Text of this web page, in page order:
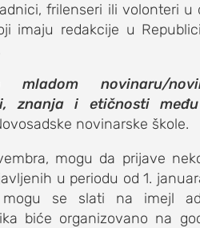
život
frilenseri ili volonteri
imaju redakcije u
mladom novinaru/
znanja i etičnosti
novinarske škole.
mogu da prijave
u periodu od 1.
mogu se slati na imejl
biće organizovano na